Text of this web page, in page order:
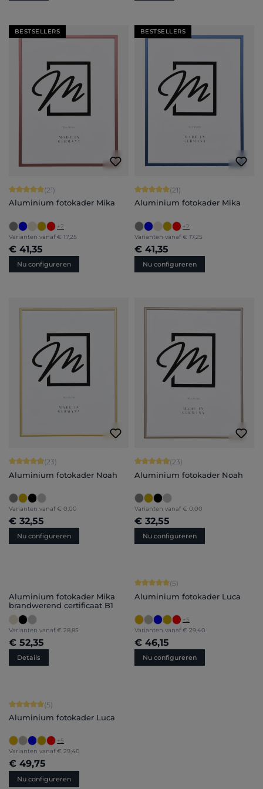
BESTSELLERS
Gemiddelde score van 5 op 5 sterren
(21)
Aluminium fotokader Mika
+2
Varianten vanaf € 17,25
€ 41,35
Nu configureren
BESTSELLERS
Gemiddelde score van 5 op 5 sterren
(21)
Aluminium fotokader Mika
+2
Varianten vanaf € 17,25
€ 41,35
Nu configureren
Gemiddelde score van 4.91 op 5 sterren
(23)
Aluminium fotokader Noah
Varianten vanaf € 0,00
€ 32,55
Nu configureren
Gemiddelde score van 4.91 op 5
(23)
Aluminium fotokader Noah
Varianten vanaf € 0,00
€ 32,55
Nu configureren
Aluminium fotokader Mika
brandwerend certificaat B1
Varianten vanaf € 28,85
€ 52,35
Details
Gemiddelde score van 5 op 5 sterren
(5)
Aluminium fotokader Luca
+5
Varianten vanaf € 29,40
€ 46,15
Nu configureren
Gemiddelde score van 5 op 5 sterren
(5)
Aluminium fotokader Luca
+5
Varianten vanaf € 29,40
€ 49,75
Nu configureren